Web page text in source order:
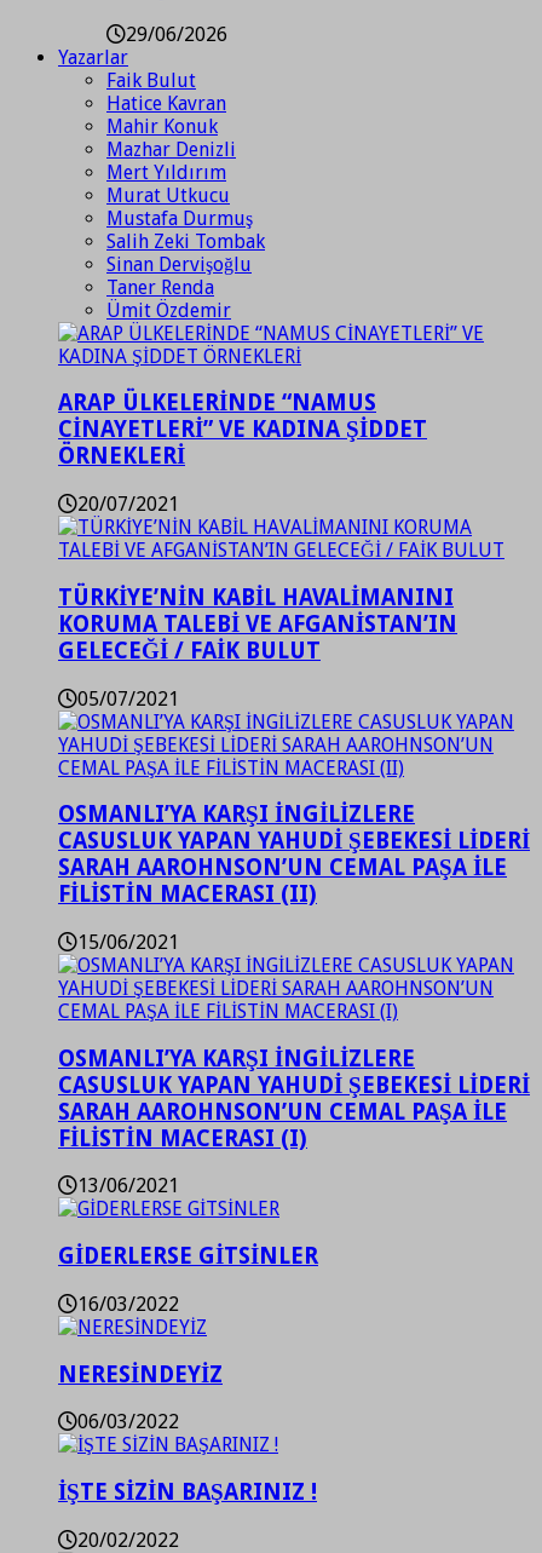
29/06/2026
Yazarlar
Faik Bulut
Hatice Kavran
Mahir Konuk
Mazhar Denizli
Mert Yıldırım
Murat Utkucu
Mustafa Durmuş
Salih Zeki Tombak
Sinan Dervişoğlu
Taner Renda
Ümit Özdemir
ARAP ÜLKELERİNDE “NAMUS
CİNAYETLERİ” VE KADINA ŞİDDET
ÖRNEKLERİ
20/07/2021
TÜRKİYE’NİN KABİL HAVALİMANINI
KORUMA TALEBİ VE AFGANİSTAN’IN
GELECEĞİ / FAİK BULUT
05/07/2021
OSMANLI’YA KARŞI İNGİLİZLERE
CASUSLUK YAPAN YAHUDİ ŞEBEKESİ LİDERİ
SARAH AAROHNSON’UN CEMAL PAŞA İLE
FİLİSTİN MACERASI (II)
15/06/2021
OSMANLI’YA KARŞI İNGİLİZLERE
CASUSLUK YAPAN YAHUDİ ŞEBEKESİ LİDERİ
SARAH AAROHNSON’UN CEMAL PAŞA İLE
FİLİSTİN MACERASI (I)
13/06/2021
GİDERLERSE GİTSİNLER
16/03/2022
NERESİNDEYİZ
06/03/2022
İŞTE SİZİN BAŞARINIZ !
20/02/2022